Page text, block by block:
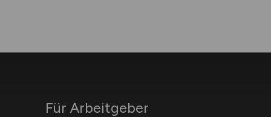
Für Arbeitgeber